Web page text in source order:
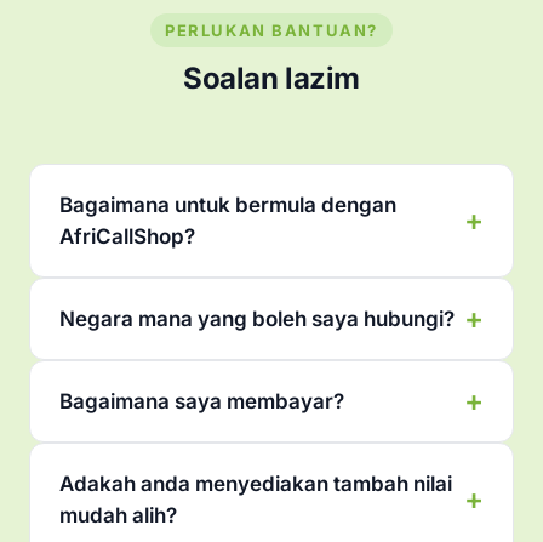
PERLUKAN BANTUAN?
Soalan lazim
Bagaimana untuk bermula dengan
AfriCallShop?
Negara mana yang boleh saya hubungi?
Bagaimana saya membayar?
Adakah anda menyediakan tambah nilai
mudah alih?